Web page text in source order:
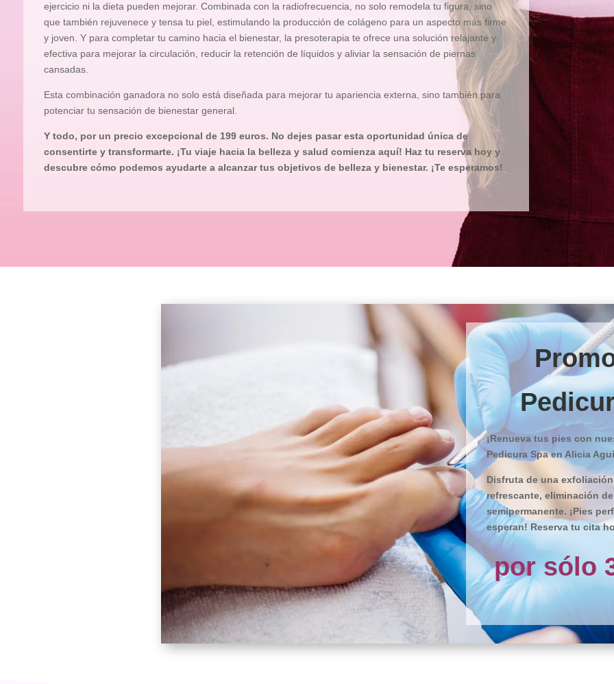
ejercicio ni la dieta pueden mejorar. Combinada con la radiofrecuencia, no solo remodela tu figura, sino
que también rejuvenece y tensa tu piel, estimulando la producción de colágeno para un aspecto más firme
y joven. Y para completar tu camino hacia el bienestar, la presoterapia te ofrece una solución relajante y
efectiva para mejorar la circulación, reducir la retención de líquidos y aliviar la sensación de piernas
cansadas.
Esta combinación ganadora no solo está diseñada para mejorar tu apariencia externa, sino también para
potenciar tu sensación de bienestar general.
Y todo, por un precio excepcional de 199 euros. No dejes pasar esta oportunidad única de
consentirte y transformarte. ¡Tu viaje hacia la belleza y salud comienza aquí! Haz tu reserva hoy y
descubre cómo podemos ayudarte a alcanzar tus objetivos de belleza y bienestar. ¡Te esperamos!
¡Renueva tus pies con
Pedicura Spa en Alicia
Disfruta de una
refrescante, eliminación
semipermanente. ¡Pies
esperan! Reserva tu cita
por sólo